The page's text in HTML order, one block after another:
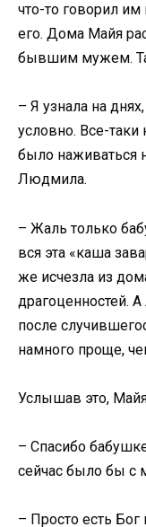
что-то говорил
его. Дома Майя
бывшим мужем. Та
– Я узнала на
условно. Все-
было наживаться
Людмила.
– Жаль только
вся эта «каша
же исчезла из
драгоценностей.
после
намного проще,
Услышав это,
– Спасибо
сейчас было бы
– Просто есть